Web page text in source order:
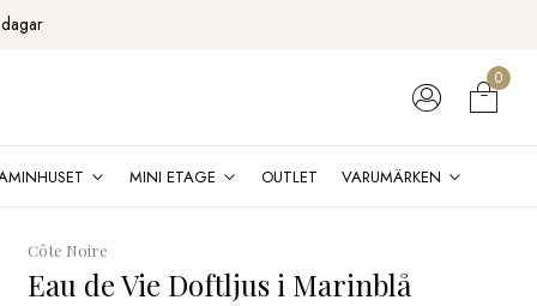
0
MINI ETAGE OUTLET VARUMÄRKEN
Côte Noire
Eau de Vie Doftljus i Marinblå